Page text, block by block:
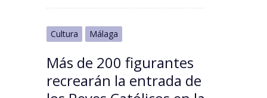
Cultura Málaga
Más de 200 figurantes
recrearán la entrada de